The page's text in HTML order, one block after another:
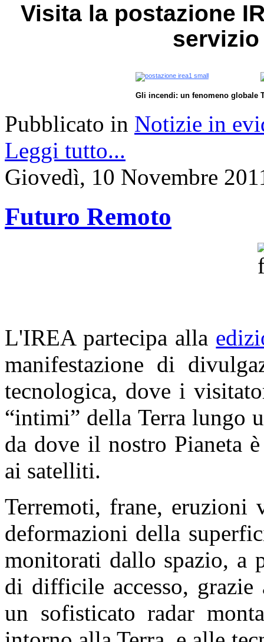
Visita la postazione
Gli incendi: un fenomeno globale
Pubblicato in Notizie in
Leggi tutto...
Giovedì, 10 Novembre
Futuro Remoto
L'IREA partecipa alla
manifestazione di
tecnologica, dove i
“intimi” della Terra lungo
da dove il nostro Pianeta
ai satelliti.
Terremoti, frane, eruzioni
deformazioni della
monitorati dallo spazio, a
di difficile accesso,
un sofisticato radar